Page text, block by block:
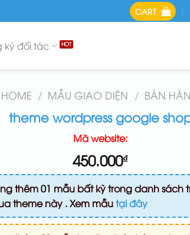
CART
ký đối tác
HOME / MẪU GIAO DIỆN / BÁN
theme wordpress google
Mã website:
450.000₫
thêm 01 mẫu bất kỳ trong danh sách
theme này . Xem mẫutại đây